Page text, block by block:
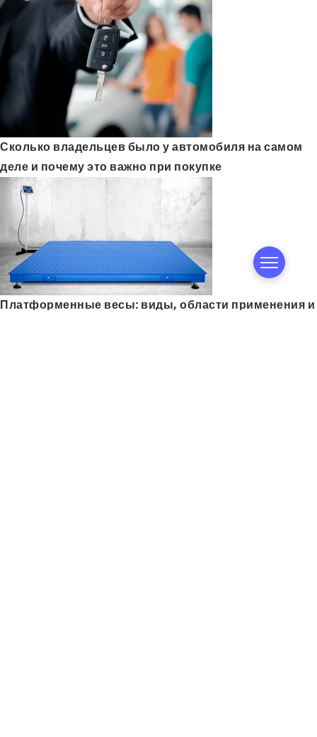
Сколько владельцев было у автомобиля на самом
деле и почему это важно при покупке
Платформенные весы: виды, области применения и